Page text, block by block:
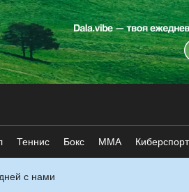
Теннис Бокс ММА Киберспорт
с нами